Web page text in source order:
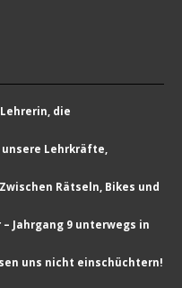
die
unsere Lehrkräfte,
Rätseln, Bikes und
Jahrgang 9 unterwegs in
uns nicht einschüchtern!